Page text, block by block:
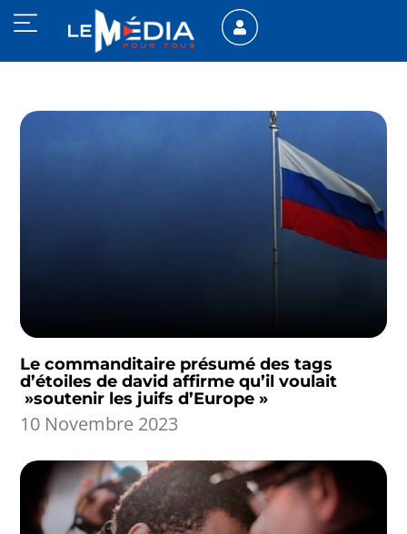
Le commanditaire présumé des tags
d’étoiles de david affirme qu’il voulait
»soutenir les juifs d’Europe »
10 Novembre 2023